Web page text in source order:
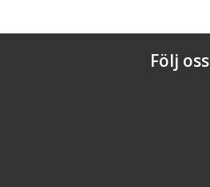
Följ oss